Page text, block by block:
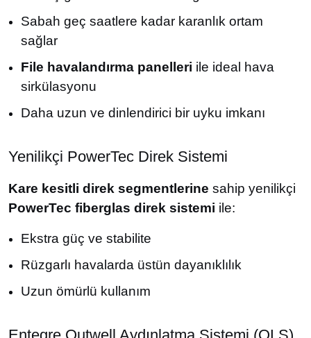
Sabah geç saatlere kadar karanlık ortam
sağlar
File havalandırma panelleri ile ideal hava
sirkülasyonu
Daha uzun ve dinlendirici bir uyku imkanı
Yenilikçi PowerTec Direk Sistemi
Kare kesitli direk segmentlerine sahip yenilikçi
PowerTec fiberglas direk sistemi ile:
Ekstra güç ve stabilite
Rüzgarlı havalarda üstün dayanıklılık
Uzun ömürlü kullanım